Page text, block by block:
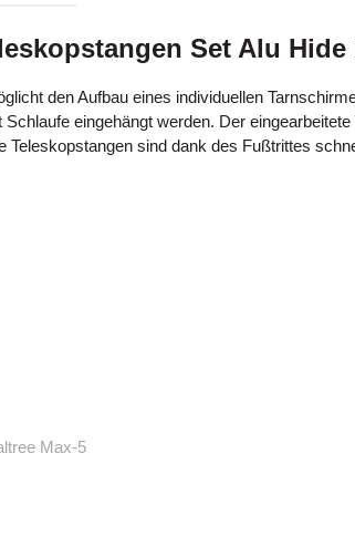
Set Alu Hide
den Aufbau eines individuellen
eingehängt werden. Der
sind dank des Fußtrittes